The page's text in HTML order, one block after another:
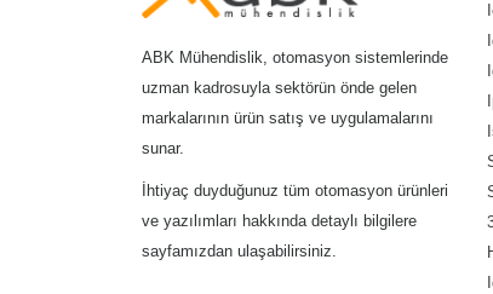
ABK Mühendislik, otomasyon sistemlerinde
uzman kadrosuyla sektörün önde gelen
markalarının ürün satış ve uygulamalarını
sunar.
İhtiyaç duyduğunuz tüm otomasyon ürünleri
ve yazılımları hakkında detaylı bilgilere
sayfamızdan ulaşabilirsiniz.